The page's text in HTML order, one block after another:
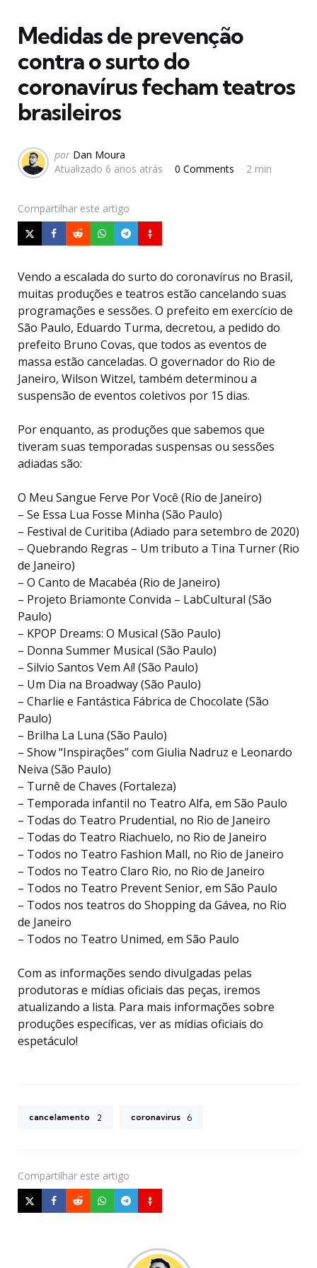
Medidas de prevenção
contra o surto do
coronavírus fecham teatros
brasileiros
Postado
por
por Dan Moura
Atualizado 6 anos atrás 0 Comments 2 min
Compartilhar este artigo
Vendo a escalada do surto do coronavírus no Brasil,
muitas produções e teatros estão cancelando suas
programações e sessões. O prefeito em exercício de
São Paulo, Eduardo Turma, decretou, a pedido do
prefeito Bruno Covas, que todos as eventos de
massa estão canceladas. O governador do Rio de
Janeiro, Wilson Witzel, também determinou a
suspensão de eventos coletivos por 15 dias.
Por enquanto, as produções que sabemos que
tiveram suas temporadas suspensas ou sessões
adiadas são:
O Meu Sangue Ferve Por Você (Rio de Janeiro)
– Se Essa Lua Fosse Minha (São Paulo)
– Festival de Curitiba (Adiado para setembro de 2020)
– Quebrando Regras – Um tributo a Tina Turner (Rio
de Janeiro)
– O Canto de Macabéa (Rio de Janeiro)
– Projeto Briamonte Convida – LabCultural (São
Paulo)
– KPOP Dreams: O Musical (São Paulo)
– Donna Summer Musical (São Paulo)
– Silvio Santos Vem Aí! (São Paulo)
– Um Dia na Broadway (São Paulo)
– Charlie e Fantástica Fábrica de Chocolate (São
Paulo)
– Brilha La Luna (São Paulo)
– Show “Inspirações” com Giulia Nadruz e Leonardo
Neiva (São Paulo)
– Turnê de Chaves (Fortaleza)
– Temporada infantil no Teatro Alfa, em São Paulo
– Todas do Teatro Prudential, no Rio de Janeiro
– Todas do Teatro Riachuelo, no Rio de Janeiro
– Todos no Teatro Fashion Mall, no Rio de Janeiro
– Todos no Teatro Claro Rio, no Rio de Janeiro
– Todos no Teatro Prevent Senior, em São Paulo
– Todos nos teatros do Shopping da Gávea, no Rio
de Janeiro
– Todos no Teatro Unimed, em São Paulo
Com as informações sendo divulgadas pelas
produtoras e mídias oficiais das peças, iremos
atualizando a lista. Para mais informações sobre
produções específicas, ver as mídias oficiais do
espetáculo!
cancelamento 2 coronavirus 6
Compartilhar este artigo